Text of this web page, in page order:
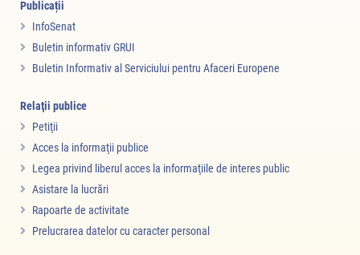
Publicații
InfoSenat
Buletin informativ GRUI
Buletin Informativ al Serviciului pentru Afaceri Europene
Relaţii publice
Petiţii
Acces la informaţii publice
Legea privind liberul acces la informaţiile de interes public
Asistare la lucrări
Rapoarte de activitate
Prelucrarea datelor cu caracter personal